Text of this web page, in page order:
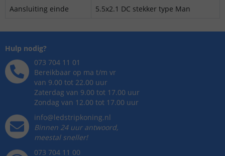
Aansluiting einde
5.5x2.1 DC stekker type Man
Hulp nodig?
073 704 11 01
Bereikbaar op ma t/m vr
van 9.00 tot 22.00 uur
Zaterdag van 9.00 tot 17.00 uur
Zondag van 12.00 tot 17.00 uur
info@ledstripkoning.nl
Binnen 24 uur antwoord,
meestal sneller!
073 704 11 00